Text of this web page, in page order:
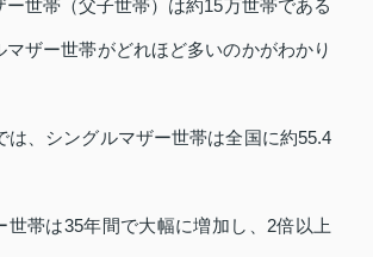
ー世帯（父子世帯）は約15万世帯である
マザー世帯がどれほど多いのかがわかり
は、シングルマザー世帯は全国に約55.4
世帯は35年間で大幅に増加し、2倍以上